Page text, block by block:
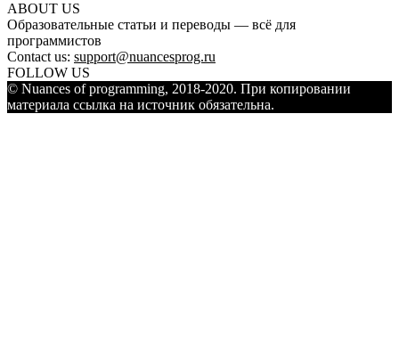
ABOUT US
Образовательные статьи и переводы — всё для
программистов
Contact us: support@nuancesprog.ru
FOLLOW US
© Nuances of programming, 2018-2020. При копировании
материала ссылка на источник обязательна.